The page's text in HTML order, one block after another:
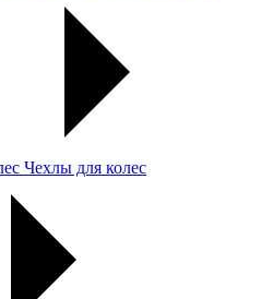
Чехлы для колес